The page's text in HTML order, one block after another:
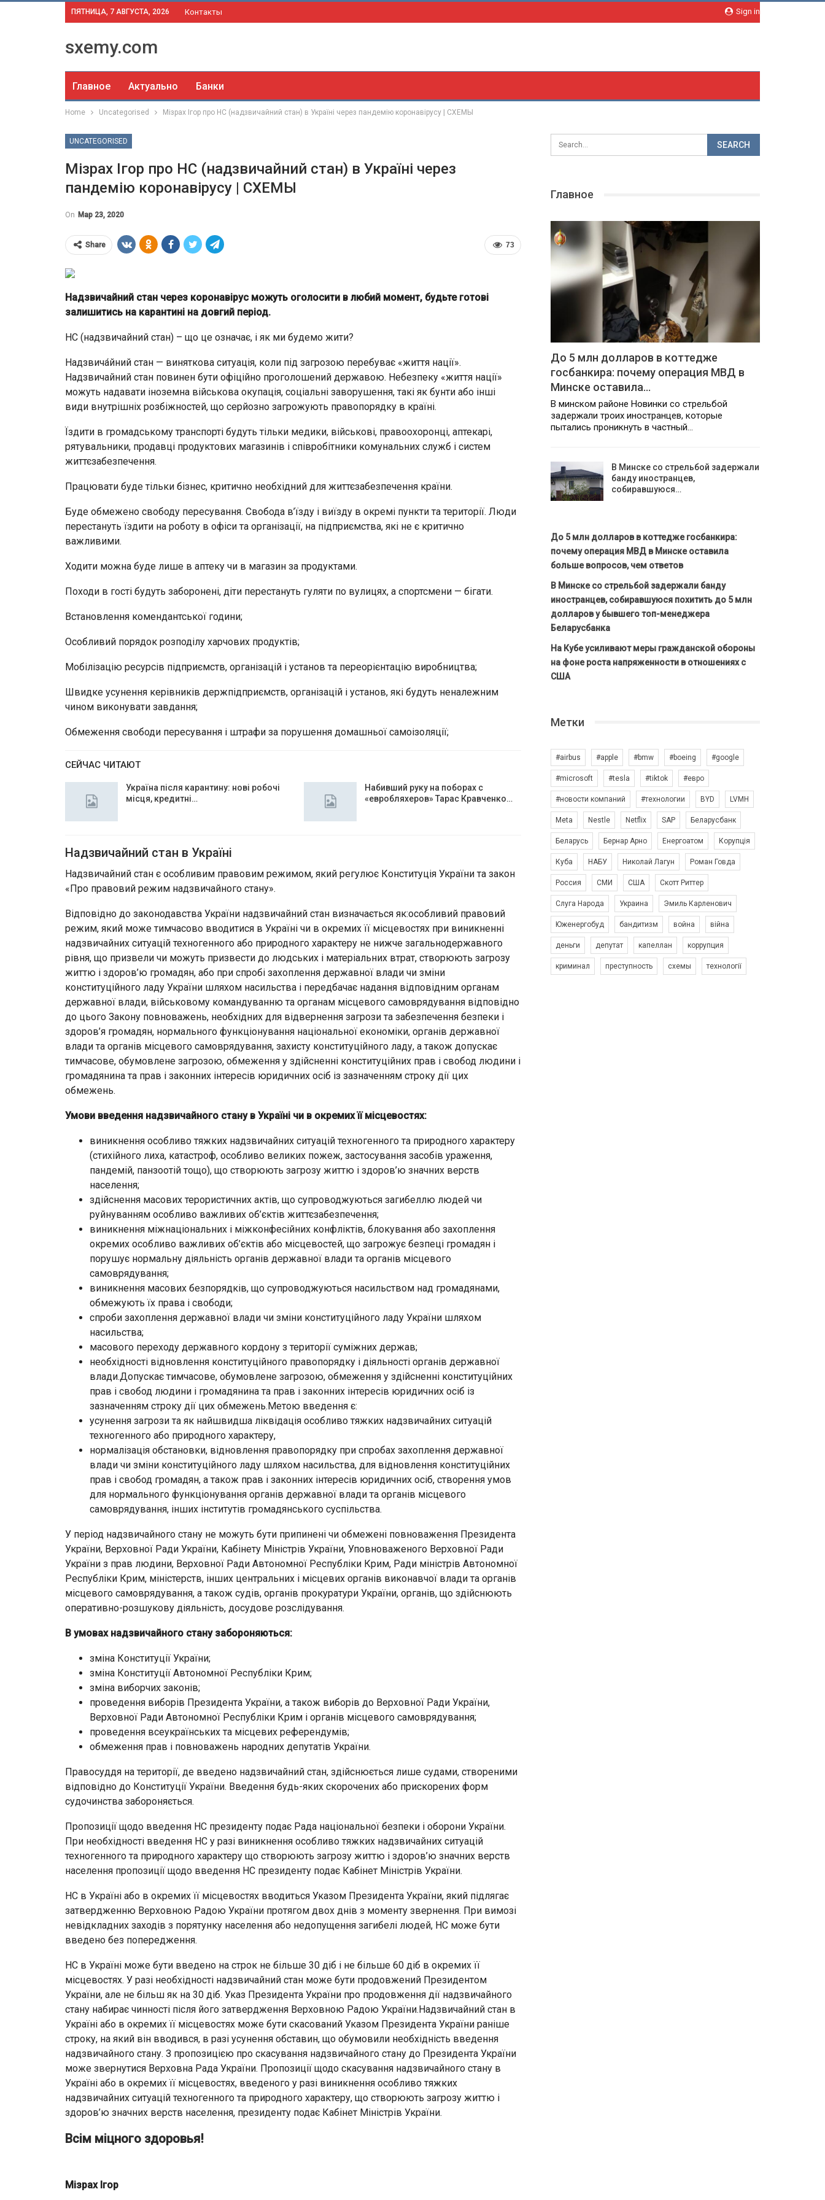
Sign in
ПЯТНИЦА, 7 АВГУСТА, 2026 Контакты
sxemy.com
Главное Актуально Банки
Home Uncategorised Мізрах Ігор про НС (надзвичайний стан) в Україні через пандемію коронавірусу | СХЕМЫ
UNCATEGORISED
Мізрах Ігор про НС (надзвичайний стан) в Україні через
пандемію коронавірусу | СХЕМЫ
On Мар 23, 2020
73
Share
Надзвичайний стан через коронавірус можуть оголосити в любий момент, будьте готові
залишитись на карантині на довгий період.
НС (надзвичайний стан) – що це означає, і як ми будемо жити?
Надзвича́йний стан — виняткова ситуація, коли під загрозою перебуває «життя нації».
Надзвичайний стан повинен бути офіційно проголошений державою. Небезпеку «життя нації»
можуть надавати іноземна військова окупація, соціальні заворушення, такі як бунти або інші
види внутрішніх розбіжностей, що серйозно загрожують правопорядку в країні.
Їздити в громадському транспорті будуть тільки медики, військові, правоохоронці, аптекарі,
рятувальники, продавці продуктових магазинів і співробітники комунальних служб і систем
життєзабезпечення.
Працювати буде тільки бізнес, критично необхідний для життєзабезпечення країни.
Буде обмежено свободу пересування. Свобода в’їзду і виїзду в окремі пункти та території. Люди
перестануть їздити на роботу в офіси та організації, на підприємства, які не є критично
важливими.
Ходити можна буде лише в аптеку чи в магазин за продуктами.
Походи в гості будуть заборонені, діти перестануть гуляти по вулицях, а спортсмени — бігати.
Встановлення комендантської години;
Особливий порядок розподілу харчових продуктів;
Мобілізацію ресурсів підприємств, організацій і установ та переорієнтацію виробництва;
Швидке усунення керівників держпідприємств, організацій і установ, які будуть неналежним
чином виконувати завдання;
Обмеження свободи пересування і штрафи за порушення домашньої самоізоляції;
СЕЙЧАС ЧИТАЮТ
Україна після карантину: нові робочі
місця, кредитні…
Набивший руку на поборах с
«евробляхеров» Тарас Кравченко…
Надзвичайний стан в Україні
Надзвичайний стан є особливим правовим режимом, який регулює Конституція України та закон
«Про правовий режим надзвичайного стану».
Відповідно до законодавства України надзвичайний стан визначається як:особливий правовий
режим, який може тимчасово вводитися в Україні чи в окремих її місцевостях при виникненні
надзвичайних ситуацій техногенного або природного характеру не нижче загальнодержавного
рівня, що призвели чи можуть призвести до людських і матеріальних втрат, створюють загрозу
життю і здоров’ю громадян, або при спробі захоплення державної влади чи зміни
конституційного ладу України шляхом насильства і передбачає надання відповідним органам
державної влади, військовому командуванню та органам місцевого самоврядування відповідно
до цього Закону повноважень, необхідних для відвернення загрози та забезпечення безпеки і
здоров’я громадян, нормального функціонування національної економіки, органів державної
влади та органів місцевого самоврядування, захисту конституційного ладу, а також допускає
тимчасове, обумовлене загрозою, обмеження у здійсненні конституційних прав і свобод людини і
громадянина та прав і законних інтересів юридичних осіб із зазначенням строку дії цих
обмежень.
Умови введення надзвичайного стану в Україні чи в окремих її місцевостях:
виникнення особливо тяжких надзвичайних ситуацій техногенного та природного характеру
(стихійного лиха, катастроф, особливо великих пожеж, застосування засобів ураження,
пандемій, панзоотій тощо), що створюють загрозу життю і здоров’ю значних верств
населення;
здійснення масових терористичних актів, що супроводжуються загибеллю людей чи
руйнуванням особливо важливих об’єктів життєзабезпечення;
виникнення міжнаціональних і міжконфесійних конфліктів, блокування або захоплення
окремих особливо важливих об’єктів або місцевостей, що загрожує безпеці громадян і
порушує нормальну діяльність органів державної влади та органів місцевого
самоврядування;
виникнення масових безпорядків, що супроводжуються насильством над громадянами,
обмежують їх права і свободи;
спроби захоплення державної влади чи зміни конституційного ладу України шляхом
насильства;
масового переходу державного кордону з території суміжних держав;
необхідності відновлення конституційного правопорядку і діяльності органів державної
влади.Допускає тимчасове, обумовлене загрозою, обмеження у здійсненні конституційних
прав і свобод людини і громадянина та прав і законних інтересів юридичних осіб із
зазначенням строку дії цих обмежень.Метою введення є:
усунення загрози та як найшвидша ліквідація особливо тяжких надзвичайних ситуацій
техногенного або природного характеру,
нормалізація обстановки, відновлення правопорядку при спробах захоплення державної
влади чи зміни конституційного ладу шляхом насильства, для відновлення конституційних
прав і свобод громадян, а також прав і законних інтересів юридичних осіб, створення умов
для нормального функціонування органів державної влади та органів місцевого
самоврядування, інших інститутів громадянського суспільства.
У період надзвичайного стану не можуть бути припинені чи обмежені повноваження Президента
України, Верховної Ради України, Кабінету Міністрів України, Уповноваженого Верховної Ради
України з прав людини, Верховної Ради Автономної Республіки Крим, Ради міністрів Автономної
Республіки Крим, міністерств, інших центральних і місцевих органів виконавчої влади та органів
місцевого самоврядування, а також судів, органів прокуратури України, органів, що здійснюють
оперативно-розшукову діяльність, досудове розслідування.
В умовах надзвичайного стану забороняються:
зміна Конституції України;
зміна Конституції Автономної Республіки Крим;
зміна виборчих законів;
проведення виборів Президента України, а також виборів до Верховної Ради України,
Верховної Ради Автономної Республіки Крим і органів місцевого самоврядування;
проведення всеукраїнських та місцевих референдумів;
обмеження прав і повноважень народних депутатів України.
Правосуддя на території, де введено надзвичайний стан, здійснюється лише судами, створеними
відповідно до Конституції України. Введення будь-яких скорочених або прискорених форм
судочинства забороняється.
Пропозиції щодо введення НС президенту подає Рада національної безпеки і оборони України.
При необхідності введення НС у разі виникнення особливо тяжких надзвичайних ситуацій
техногенного та природного характеру що створюють загрозу життю і здоров’ю значних верств
населення пропозиції щодо введення НС президенту подає Кабінет Міністрів України.
НС в Україні або в окремих її місцевостях вводиться Указом Президента України, який підлягає
затвердженню Верховною Радою України протягом двох днів з моменту звернення. При вимозі
невідкладних заходів з порятунку населення або недопущення загибелі людей, НС може бути
введено без попередження.
НС в Україні може бути введено на строк не більше 30 діб і не більше 60 діб в окремих її
місцевостях. У разі необхідності надзвичайний стан може бути продовжений Президентом
України, але не більш як на 30 діб. Указ Президента України про продовження дії надзвичайного
стану набирає чинності після його затвердження Верховною Радою України.Надзвичайний стан в
Україні або в окремих її місцевостях може бути скасований Указом Президента України раніше
строку, на який він вводився, в разі усунення обставин, що обумовили необхідність введення
надзвичайного стану. З пропозицією про скасування надзвичайного стану до Президента України
може звернутися Верховна Рада України. Пропозиції щодо скасування надзвичайного стану в
Україні або в окремих її місцевостях, введеного у разі виникнення особливо тяжких
надзвичайних ситуацій техногенного та природного характеру, що створюють загрозу життю і
здоров’ю значних верств населення, президенту подає Кабінет Міністрів України.
Всім міцного здоровья!
Мізрах Ігор
Главное
До 5 млн долларов в коттедже
госбанкира: почему операция МВД в
Минске оставила…
В минском районе Новинки со стрельбой
задержали троих иностранцев, которые
пытались проникнуть в частный…
В Минске со стрельбой задержали
банду иностранцев,
собиравшуюся…
До 5 млн долларов в коттедже госбанкира:
почему операция МВД в Минске оставила
больше вопросов, чем ответов
В Минске со стрельбой задержали банду
иностранцев, собиравшуюся похитить до 5 млн
долларов у бывшего топ-менеджера
Беларусбанка
На Кубе усиливают меры гражданской обороны
на фоне роста напряженности в отношениях с
США
Метки
#airbus #apple #bmw #boeing #google
#microsoft #tesla #tiktok #евро
#новости компаний #технологии BYD LVMH
Meta Nestle Netflix SAP Беларусбанк
Беларусь Бернар Арно Енергоатом Корупція
Куба НАБУ Николай Лагун Роман Говда
Россия СМИ США Скотт Риттер
Слуга Народа Украина Эмиль Карленович
Юженергобуд бандитизм война війна
деньги депутат капеллан коррупция
криминал преступность схемы технології